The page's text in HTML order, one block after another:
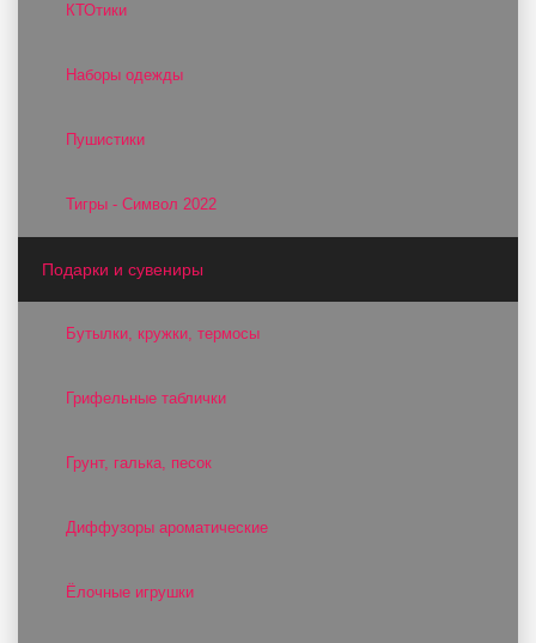
КТОтики
Наборы одежды
Пушистики
Тигры - Символ 2022
Подарки и сувениры
Бутылки, кружки, термосы
Грифельные таблички
Грунт, галька, песок
Диффузоры ароматические
Ёлочные игрушки